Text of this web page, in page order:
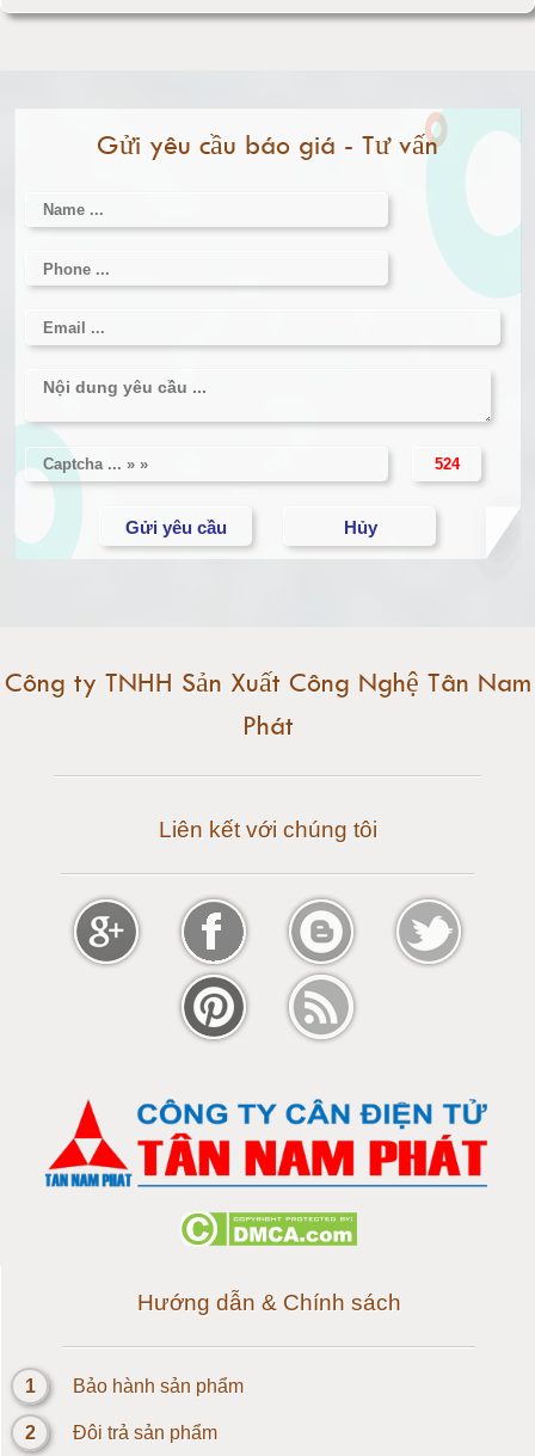
Cân điện tử 3000kg
Cân điện tử 1 tấn
Cân điện tử 2 tấn
Cân điện tử 3 tấn
Cân điện tử 10 tấn
Cân điện tử 15 tấn
Cân điện tử 50 tấn
Cân điện tử 80 tấn
Cân điện tử 100 tấn
Cân điện tử 150 tấn
Loadcell 300g
Cảm biến Loadcell 2kg
Loadcell 3kg
Gửi yêu cầu báo giá - Tư vấn
Công ty TNHH Sản Xuất Công Nghệ Tân Nam
Phát
Liên kết với chúng tôi
Hướng dẫn & Chính sách
1 Bảo hành sản phẩm
2 Đôi trả sản phẩm